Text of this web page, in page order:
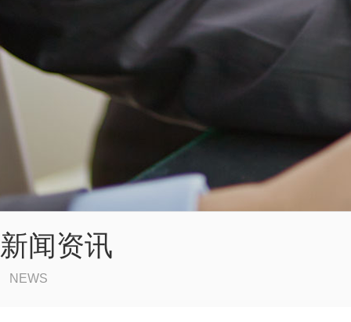
新闻资讯
NEWS